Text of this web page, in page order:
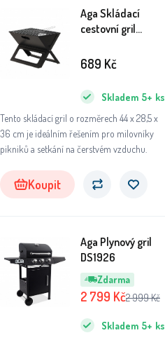
Aga Skládací
cestovní gril
Tento skládací gril o rozměrech 44 x 28,5 x
36 cm je ideálním řešením pro milovníky
pikniků a setkání na čerstvém vzduchu.
Skladem 5+ ks
689 Kč
Koupit
Zdarma
Aga Plynový gril
DS1926
Skladem 5+ ks
2 799 Kč2 999Kč